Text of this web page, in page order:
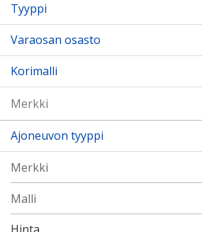
Tyyppi
Varaosan osasto
Korimalli
Ajoneuvon tyyppi